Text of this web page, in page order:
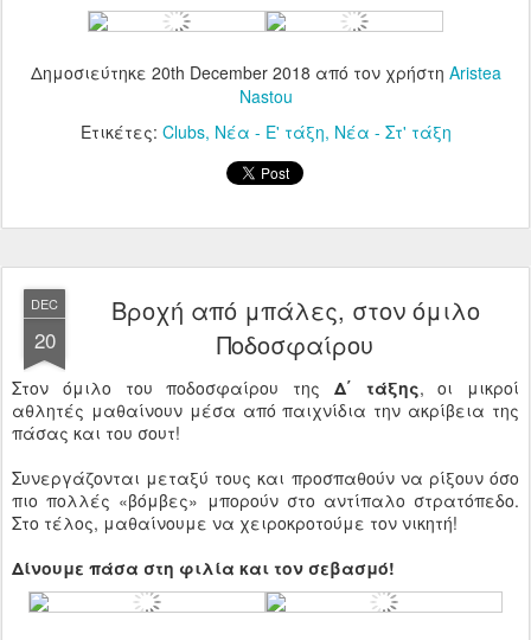
Δημοσιεύτηκε 20th December 2018 από τον χρήστη Aristea
Nastou
Ετικέτες: Clubs Νέα - Ε' τάξη Νέα - Στ' τάξη
DEC
20
Βροχή από μπάλες, στον όμιλο
Ποδοσφαίρου
Στον όμιλο του ποδοσφαίρου της Δ΄ τάξης, οι μικροί
αθλητές μαθαίνουν μέσα από παιχνίδια την ακρίβεια της
πάσας και του σουτ!
Συνεργάζονται μεταξύ τους και προσπαθούν να ρίξουν όσο
πιο πολλές «βόμβες» μπορούν στο αντίπαλο στρατόπεδο.
Στο τέλος, μαθαίνουμε να χειροκροτούμε τον νικητή!
Δίνουμε πάσα στη φιλία και τον σεβασμό!